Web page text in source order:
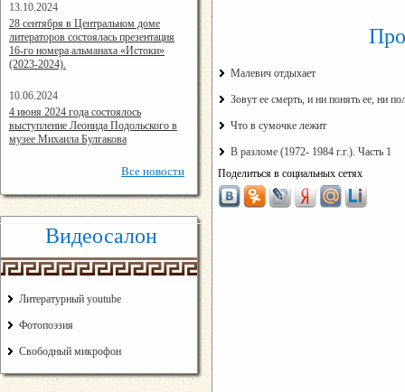
13.10.2024
14:08:11
28 сентября в Центральном доме
литераторов состоялась презентация
16-го номера альманаха «Истоки»
(2023-2024).
10.06.2024
15:02:44
4 июня 2024 года состоялось
выступление Леонида Подольского в
музее Михаила Булгакова
Все новости
Видеосалон
Литературный youtube
Фотопоэзия
Свободный микрофон
Малевич отдыхает
Зовут ее смерть, и ни понять ее, ни
Что в сумочке лежит
В разломе (1972- 1984 г.г.). Часть 1
Поделиться в социальных сетях